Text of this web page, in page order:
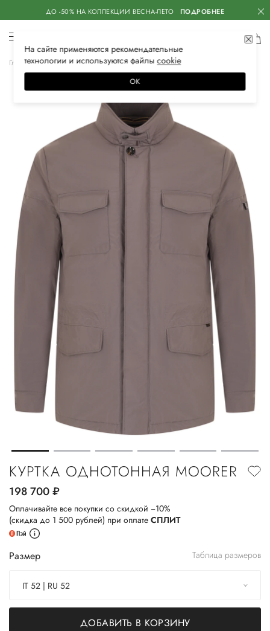
ДО -50% НА КОЛЛЕКЦИИ ВЕСНА-ЛЕТО ПОДРОБНЕЕ
Главная Мужская Одежда Верхняя одежда Куртки
КУРТКА ОДНОТОННАЯ MOORER
198 700руб.
Оплачивайте все покупки со скидкой −10%
(скидка до 1 500 рублей) при оплате СПЛИТ
Размер Таблица размеров
IT 52 | RU 52
ДОБАВИТЬ В КОРЗИНУ
На сайте применяются рекомендательные
технологии и используются файлысооkiе
ОК